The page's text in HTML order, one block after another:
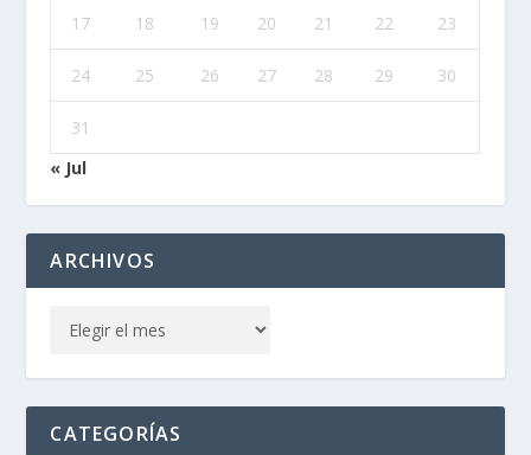
17 18 19 20 21 22 23
24 25 26 27 28 29 30
31
« Jul
ARCHIVOS
CATEGORÍAS